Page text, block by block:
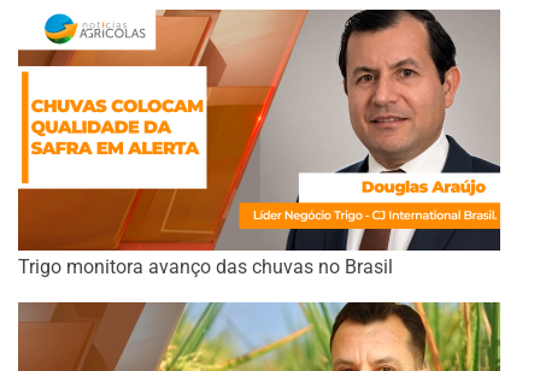
Trigo monitora avanço das chuvas no Brasil